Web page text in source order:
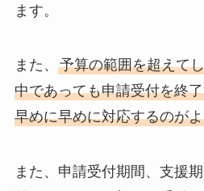
ます。
また、 予算の範囲を超えて
中であっても申請受付を終
早めに早めに対応するのが
また、申請受付期間、支援